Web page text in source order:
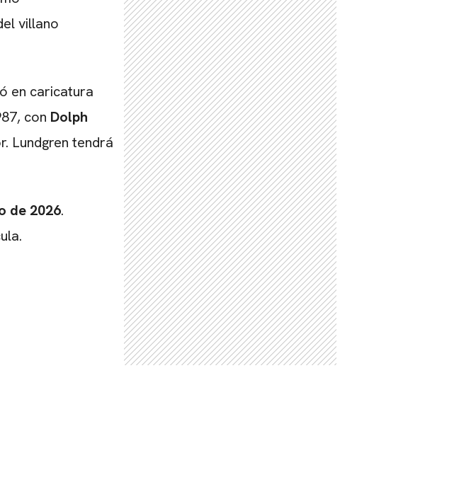
villano
en caricatura
con Dolph
Lundgren tendrá
de 2026.